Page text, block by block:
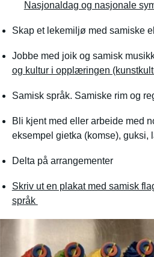
Nasjonaldag og nasjonale
Skap et lekemiljø med samiske
Jobbe med joik og samisk
og kultur i opplæringen
Samisk språk. Samiske rim og
Bli kjent med eller arbeide med
eksempel gietka (komse), guksi,
Delta på arrangementer
Skriv ut en plakat med samisk
språk